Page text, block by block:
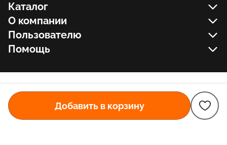
Добавить в корзину
Каталог
О компании
Пользователю
Помощь
© Slamdunk.Shop, 2017-2026
Карта сайта Slamdunk